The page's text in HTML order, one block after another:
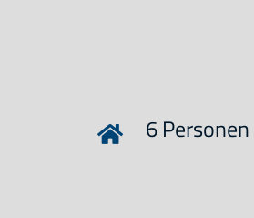
6 Personen